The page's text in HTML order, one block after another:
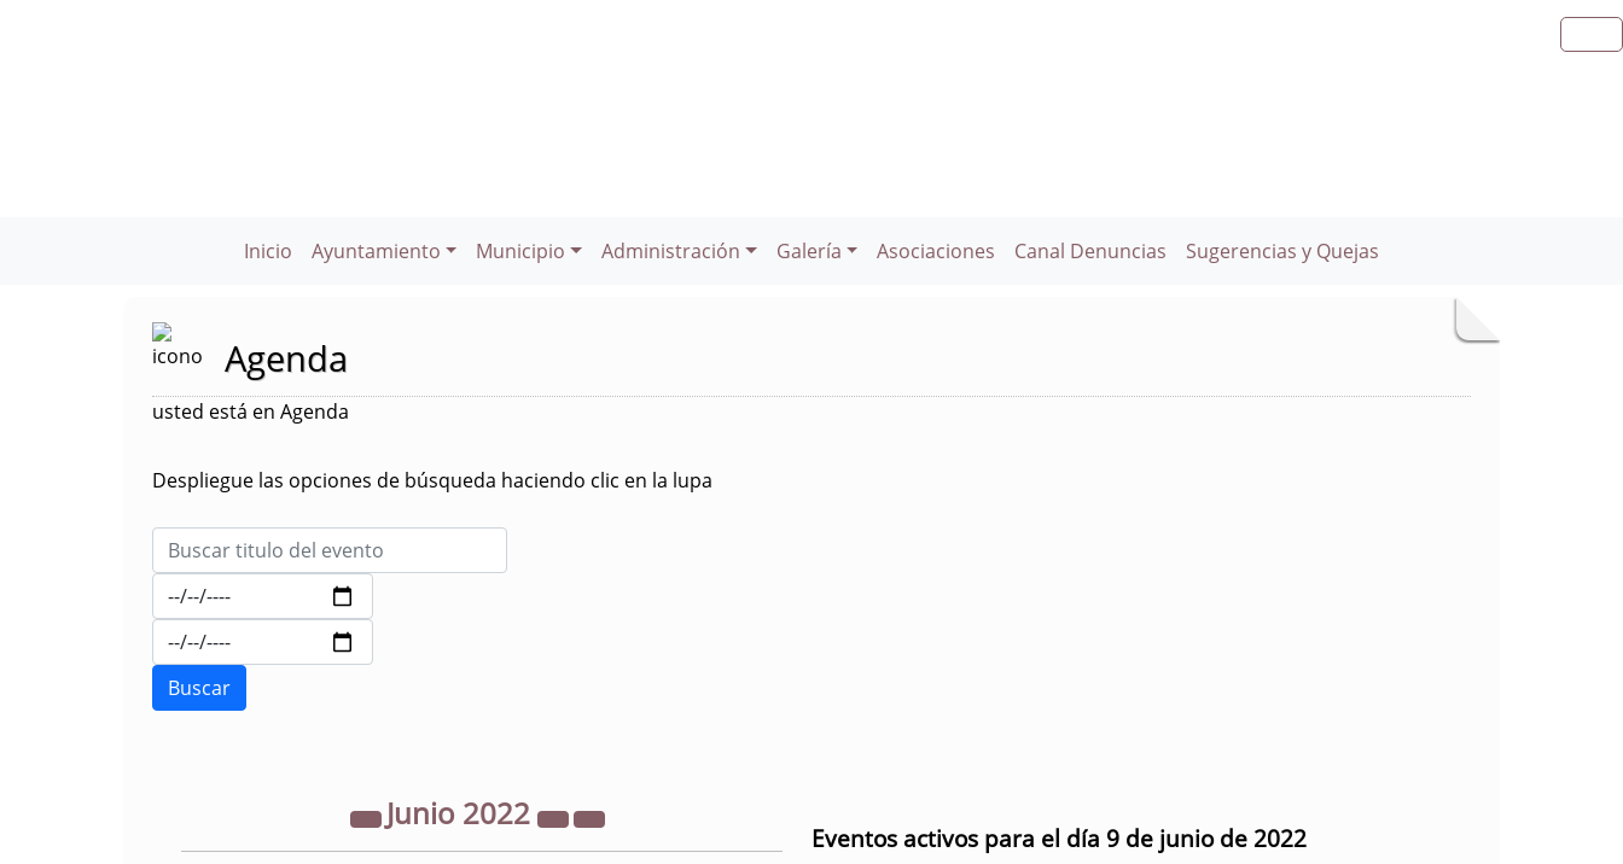
Inicio Ayuntamiento Municipio Administración Galería Asociaciones Canal Denuncias Sugerencias y Quejas
Agenda
usted está en Agenda
Despliegue las opciones de búsqueda haciendo clic en la lupa
Junio 2022
Eventos activos para el día 9 de junio de 2022